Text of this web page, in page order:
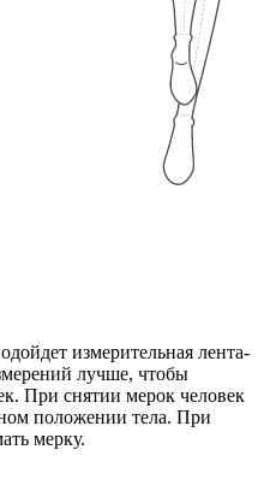
измерительная лента-
лучше, чтобы
При снятии мерок человек
положении тела. При
мерку.